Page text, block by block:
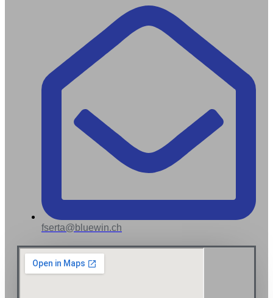
fserta@bluewin.ch